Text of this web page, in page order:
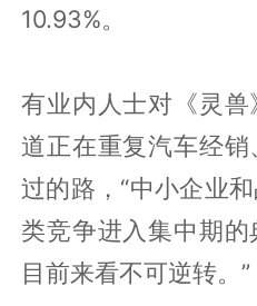
10.93%。
有业内人士对《灵
道正在重复汽车经
过的路，“中小企业
类竞争进入集中期
目前来看不可逆转。”